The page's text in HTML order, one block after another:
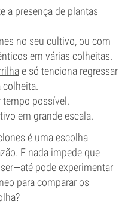
a presença de plantas
no seu cultivo, ou com
em várias colheitas.
e só tenciona regressar
colheita.
tempo possível.
em grande escala.
é uma escolha
E nada impede que
pode experimentar
para comparar os